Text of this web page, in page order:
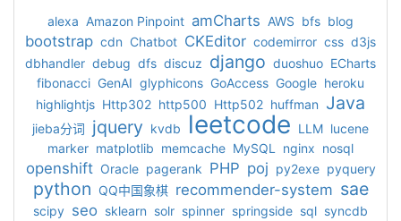
alexa Amazon Pinpoint amCharts AWS bfs blog
bootstrap cdn Chatbot CKEditor codemirror css d3js
dbhandler debug dfs discuz django duoshuo ECharts
fibonacci GenAI glyphicons GoAccess Google heroku
highlightjs Http302 http500 Http502 huffman Java
jieba分词 jquery kvdb leetcode LLM lucene
marker matplotlib memcache MySQL nginx nosql
openshift Oracle pagerank PHP poj py2exe pyquery
python QQ中国象棋 recommender-system sae
scipy seo sklearn solr spinner springside sql syncdb